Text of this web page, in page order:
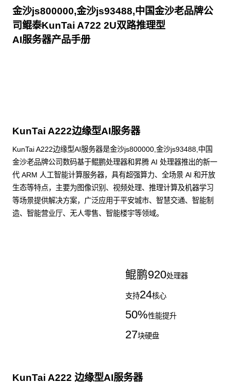
金沙js800000,金沙js93488,中国金沙老品牌公
司鲲泰KunTai A722 2U双路推理型
AI服务器产品手册
KunTai A222边缘型AI服务器
KunTai A222边缘型AI服务器是金沙js800000,金沙js93488,中国
金沙老品牌公司数码基于鲲鹏处理器和昇腾 AI 处理器推出的新一
代 ARM 人工智能计算服务器，具有超强算力、全场景 Al 和开放
生态等特点，主要为图像识别、视频处理、推理计算及机器学习
等场景提供解决方案，广泛应用于平安城市、智慧交通、智能制
造、智能营业厅、无人零售、智能楼宇等领域。
鲲鹏920处理器
支持24核心
50%性能提升
27块硬盘
KunTai A222 边缘型AI服务器